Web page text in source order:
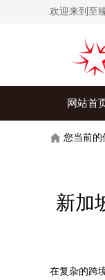
欢迎来到至
网站首
您当前的
新加
在复杂的跨